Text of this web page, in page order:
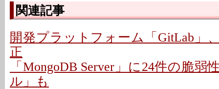
関連記事
開発プラットフォーム「GitLab」
正
「MongoDB Server」に24件の脆
ル」も